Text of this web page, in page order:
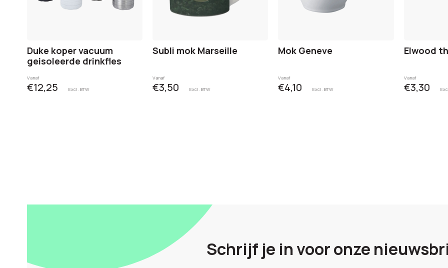
Duke koper vacuum
geisoleerde drinkfles
Vanaf
€12,25 Excl. BTW
Subli mok Marseille
Vanaf
€3,50 Excl. BTW
Mok Geneve
Vanaf
€4,10 Excl. BTW
Elwood
Vanaf
€3,30
Schrijf je in voor onze